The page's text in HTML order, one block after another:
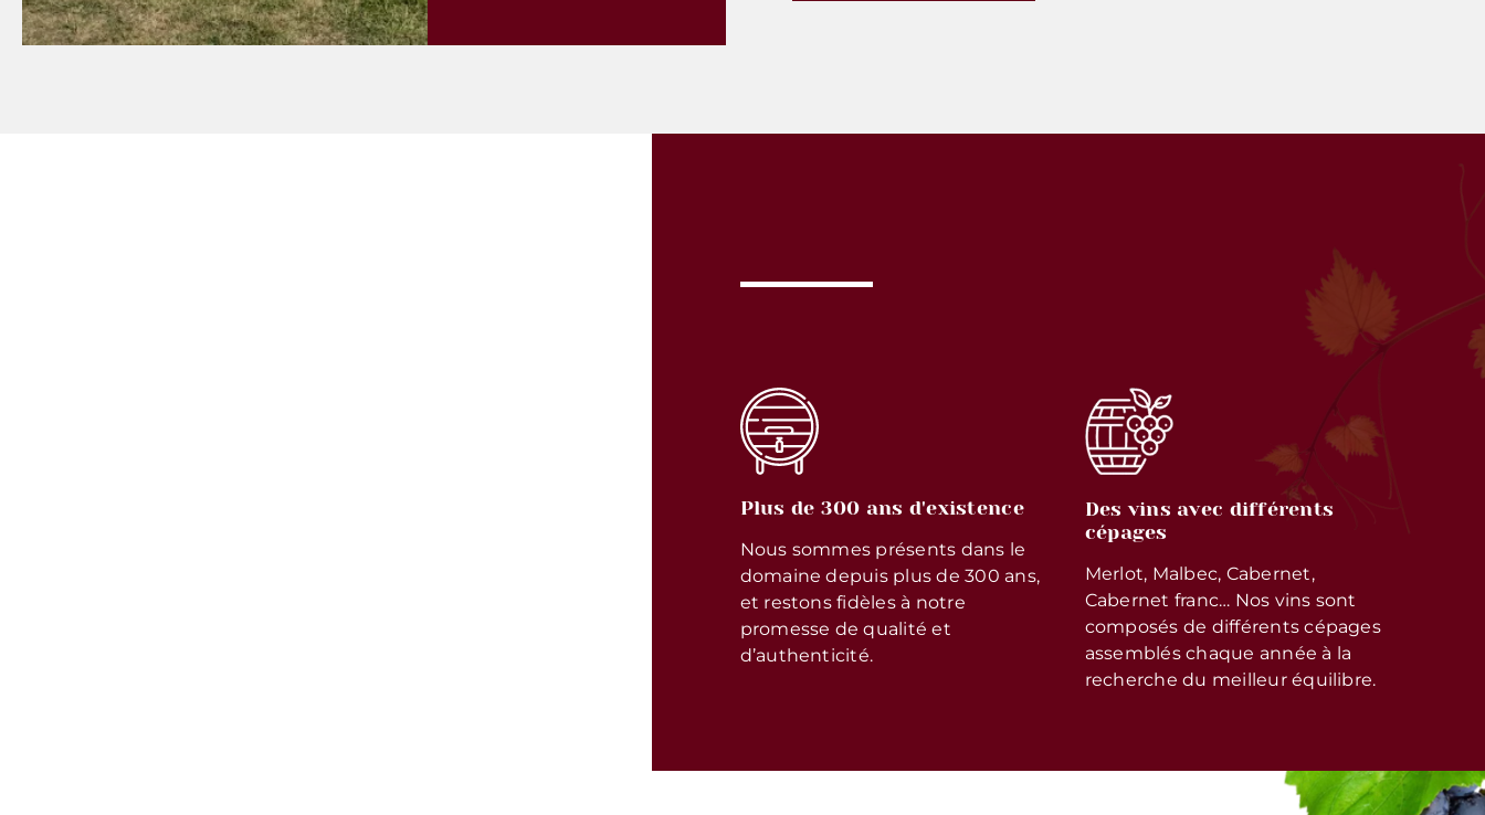
Plus de 300 ans d'existence
Nous sommes présents dans le
domaine depuis plus de 300 ans,
et restons fidèles à notre
promesse de qualité et
d’authenticité.
Des vins avec différents
cépages
Merlot, Malbec, Cabernet,
Cabernet franc… Nos vins sont
composés de différents cépages
assemblés chaque année à la
recherche du meilleur équilibre.